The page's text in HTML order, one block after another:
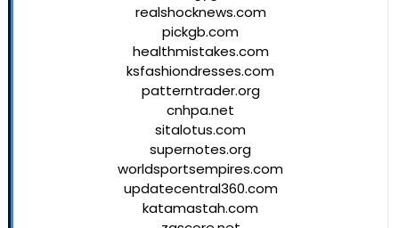
realshocknews.com
pickgb.com
healthmistakes.com
ksfashiondresses.com
patterntrader.org
cnhpa.net
sitalotus.com
supernotes.org
worldsportsempires.com
updatecentral360.com
katamastah.com